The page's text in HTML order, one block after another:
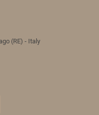
(RE) - Italy